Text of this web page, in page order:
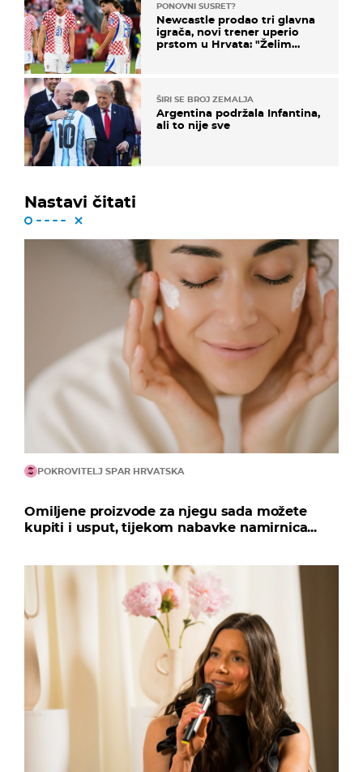
PONOVNI SUSRET?
Newcastle prodao tri glavna
igrača, novi trener uperio
prstom u Hrvata: "Želim
ŠIRI SE BROJ ZEMALJA
Argentina podržala Infantina,
ali to nije sve
Nastavi čitati
POKROVITELJ SPAR HRVATSKA
Omiljene proizvode za njegu sada možete
kupiti i usput, tijekom nabavke namirnica...